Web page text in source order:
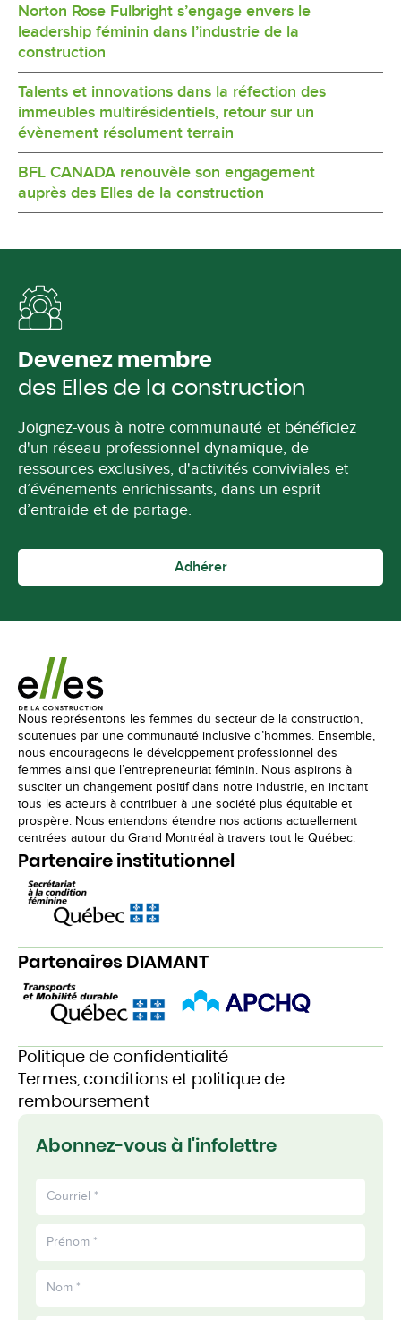
Norton Rose Fulbright s’engage envers le
leadership féminin dans l’industrie de la
construction
Talents et innovations dans la réfection des
immeubles multirésidentiels, retour sur un
évènement résolument terrain
BFL CANADA renouvèle son engagement
auprès des Elles de la construction
Devenez membre
des Elles de la construction
Joignez-vous à notre communauté et bénéficiez
d'un réseau professionnel dynamique, de
ressources exclusives, d'activités conviviales et
d’événements enrichissants, dans un esprit
d’entraide et de partage.
Adhérer
Nous représentons les femmes du secteur de la construction,
soutenues par une communauté inclusive d’hommes. Ensemble,
nous encourageons le développement professionnel des
femmes ainsi que l’entrepreneuriat féminin. Nous aspirons à
susciter un changement positif dans notre industrie, en incitant
tous les acteurs à contribuer à une société plus équitable et
prospère. Nous entendons étendre nos actions actuellement
centrées autour du Grand Montréal à travers tout le Québec.
Partenaire institutionnel
Partenaires DIAMANT
Politique de confidentialité
Termes, conditions et politique de
remboursement
Abonnez-vous à l'infolettre